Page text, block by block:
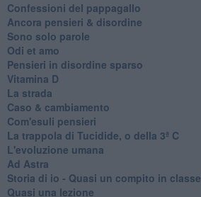
Confessioni del pappagallo
Ancora pensieri & disordine
Sono solo parole
Odi et amo
Pensieri in disordine sparso
Vitamina D
La strada
Caso & cambiamento
Com'esuli pensieri
La trappola di Tucidide, o della 3ª C
L'evoluzione umana
Ad Astra
Storia di io - Quasi un compito in classe
Quasi una lezione